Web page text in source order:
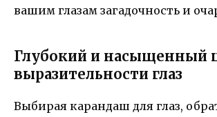
вашим глазам загадочность и
Глубокий и насыщенный
выразительности глаз
Выбирая карандаш для глаз,